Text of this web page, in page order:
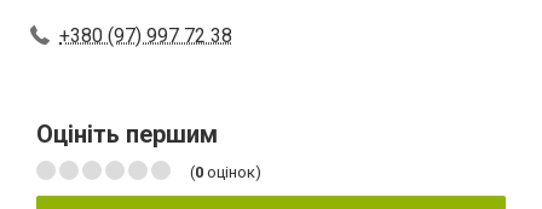
+380 (97) 997 72 38
Оцініть першим
(0 оцінок)